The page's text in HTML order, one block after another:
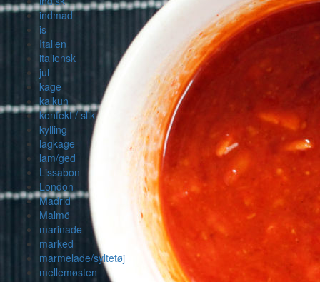
indmad
is
Italien
italiensk
jul
kage
kalkun
konfekt / slik
kylling
lagkage
lam/ged
Lissabon
London
Madrid
Malmö
marinade
marked
marmelade/syltetøj
mellemøsten